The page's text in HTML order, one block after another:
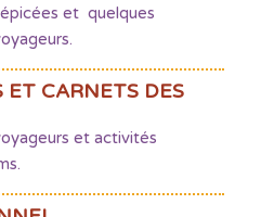
et quelques
ET CARNETS DES
et activités